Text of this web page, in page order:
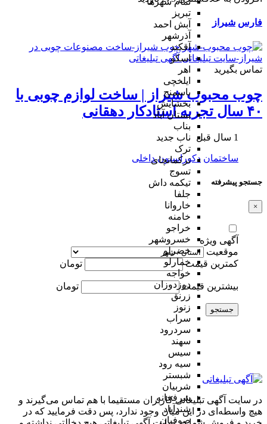
تبریز
آبش احمد
آذرشهر
آقکند
اسکو
اهر
ایلخچی
باسمنج
بخشایش
بستان آباد
بناب
ناب جدید
ترک
ترکمانچای
تسوج
تیکمه داش
جلفا
خاروانا
خامنه
خراجو
خسروشهر
خضرلو
خمارلو
خواجه
دوزدوزان
زرنق
زنوز
سراب
سردرود
سهند
سیس
سیه رود
شبستر
شربیان
شرفخانه
شندآباد
صوفیان
فارس شیراز
تماس بگیرید
چوب محبوب شیراز | ساخت لوازم چوبی با
۴۰ سال تجربه استادکار دهقانی
1 سال قبل
ساختمان دکوراسیون داخلی
جستجو پیشرفته
×
آگهی ویژه
موقعیت
کمترین قیمت
تومان
بیشترین قیمت تومان
جستجو
در سایت آگهی تبلیغاتی کاربران مستقیما با هم تماس می‌گیرند و
هیچ واسطه‌ای در این میان وجود ندارد، پس دقت فرمایید که در